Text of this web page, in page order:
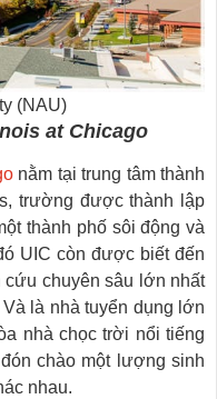
(NAU)
at Chicago
nằm tại trung tâm thành
trường được thành lập
thành phố sôi động và
UIC còn được biết đến
cứu chuyên sâu lớn nhất
là nhà tuyển dụng lớn
nhà chọc trời nổi tiếng
chào một lượng sinh
nhau.